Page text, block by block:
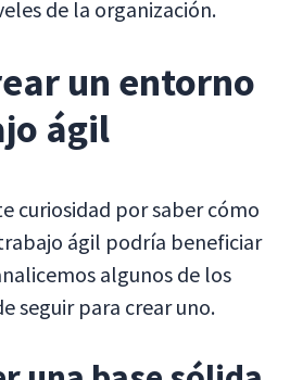
de la organización.
un entorno
ágil
curiosidad por saber cómo
ágil podría beneficiar
algunos de los
seguir para crear uno.